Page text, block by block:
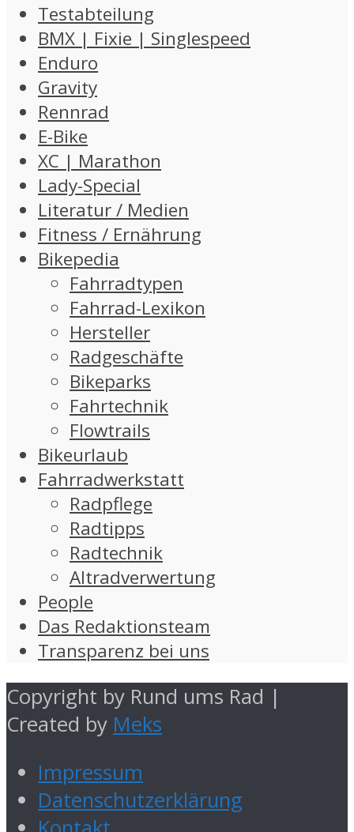
Testabteilung
BMX | Fixie | Singlespeed
Enduro
Gravity
Rennrad
E-Bike
XC | Marathon
Lady-Special
Literatur / Medien
Fitness / Ernährung
Bikepedia
Fahrradtypen
Fahrrad-Lexikon
Hersteller
Radgeschäfte
Bikeparks
Fahrtechnik
Flowtrails
Bikeurlaub
Fahrradwerkstatt
Radpflege
Radtipps
Radtechnik
Altradverwertung
People
Das Redaktionsteam
Transparenz bei uns
Copyright by Rund ums Rad |
Created by Meks
Impressum
Datenschutzerklärung